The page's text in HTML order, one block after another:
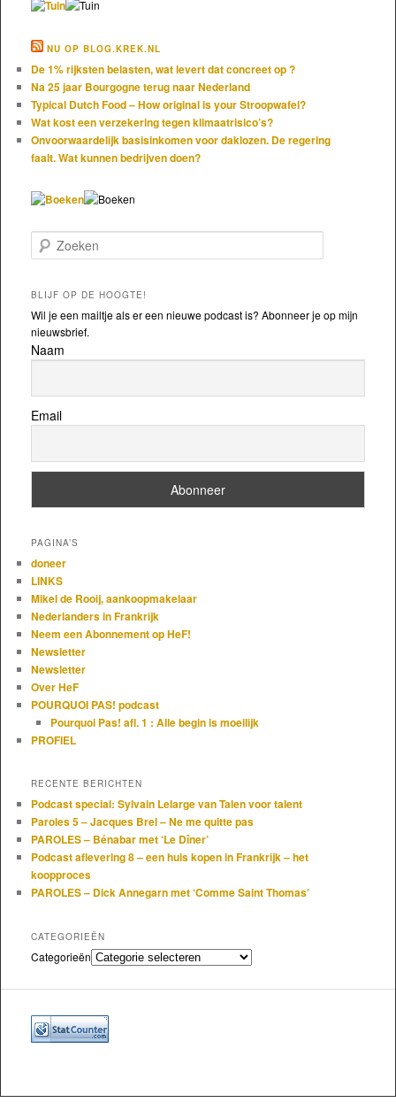
NU OP BLOG.KREK.NL
De 1% rijksten belasten, wat levert dat concreet op ?
Na 25 jaar Bourgogne terug naar Nederland
Typical Dutch Food – How original is your Stroopwafel?
Wat kost een verzekering tegen klimaatrisico’s?
Onvoorwaardelijk basisinkomen voor daklozen. De regering
faalt. Wat kunnen bedrijven doen?
Zoeken
BLIJF OP DE HOOGTE!
Wil je een mailtje als er een nieuwe podcast is? Abonneer je op mijn
nieuwsbrief.
Naam
Email
PAGINA’S
doneer
LINKS
Mikel de Rooij, aankoopmakelaar
Nederlanders in Frankrijk
Neem een Abonnement op HeF!
Newsletter
Newsletter
Over HeF
POURQUOI PAS! podcast
Pourquoi Pas! afl. 1 : Alle begin is moeilijk
PROFIEL
RECENTE BERICHTEN
Podcast special: Sylvain Lelarge van Talen voor talent
Paroles 5 – Jacques Brel – Ne me quitte pas
PAROLES – Bénabar met ‘Le Dîner’
Podcast aflevering 8 – een huis kopen in Frankrijk – het
koopproces
PAROLES – Dick Annegarn met ‘Comme Saint Thomas’
CATEGORIEËN
Categorieën